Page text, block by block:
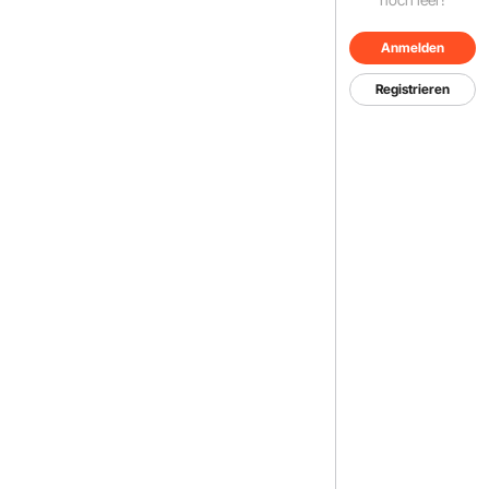
Anmelden
Registrieren